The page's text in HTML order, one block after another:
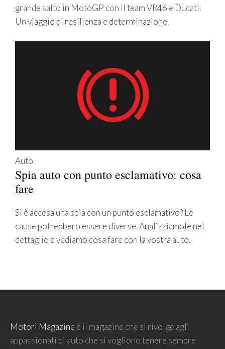
grande salto in MotoGP con il team VR46 e Ducati.
Un viaggio di resilienza e determinazione.
Auto
Spia auto con punto esclamativo: cosa
fare
Si è accesa una spia con un punto esclamativo? Le
cause potrebbero essere diverse. Analizziamole nel
dettaglio e vediamo cosa fare con la vostra auto.
Motori Magazine è il magazine che si rivolge agli
appassionati di auto che si vogliono tenere sempre